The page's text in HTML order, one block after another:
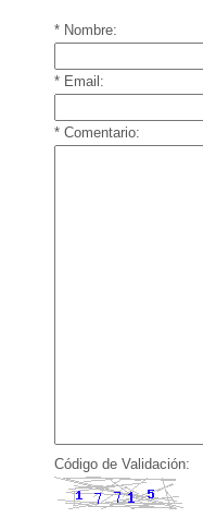
* Nombre:
* Email:
* Comentario:
Código de Validación: